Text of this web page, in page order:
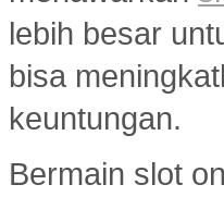
lebih besar
bisa
keuntungan.
Bermain slot